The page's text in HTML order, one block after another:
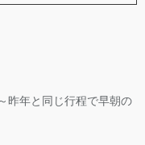
昨年と同じ行程で早朝の